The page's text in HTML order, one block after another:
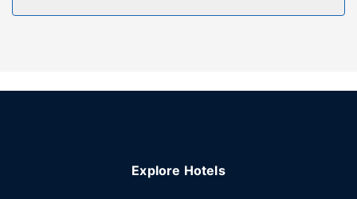
e notte, il divertimento è assicurato. Questo hotel dispone,
La colazione a buffet è inclusa nel prezzo.
Explore Hotels